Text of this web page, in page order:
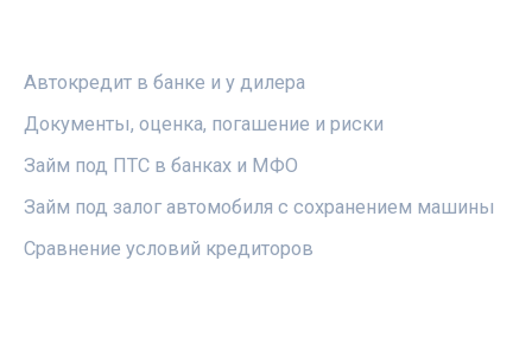
Автокредит в банке и у дилера
Документы, оценка, погашение и риски
Займ под ПТС в банках и МФО
Займ под залог автомобиля с сохранением машины
Сравнение условий кредиторов